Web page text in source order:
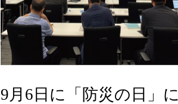
9月6日に「防災の日」